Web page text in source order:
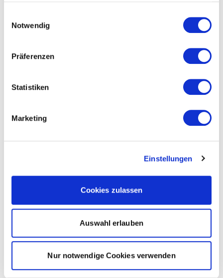
Cookies, wenn Sie unsere Webseite weiterhin nutzen.
Notwendig
Präferenzen
Statistiken
Marketing
Einstellungen
Cookies zulassen
Auswahl erlauben
Nur notwendige Cookies verwenden